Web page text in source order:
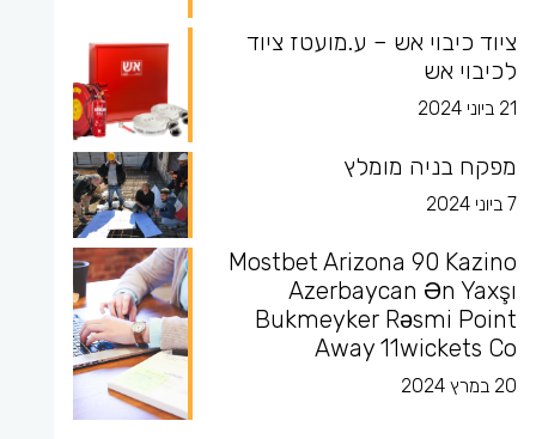
ציוד כיבוי אש – ע.מועטז ציוד
לכיבוי אש
21 ביוני 2024
מפקח בניה מומלץ
7 ביוני 2024
Mostbet Arizona 90 Kazino
Azerbaycan Ən Yaxşı
Bukmeyker Rəsmi Point
Away 11wickets Co
20 במרץ 2024